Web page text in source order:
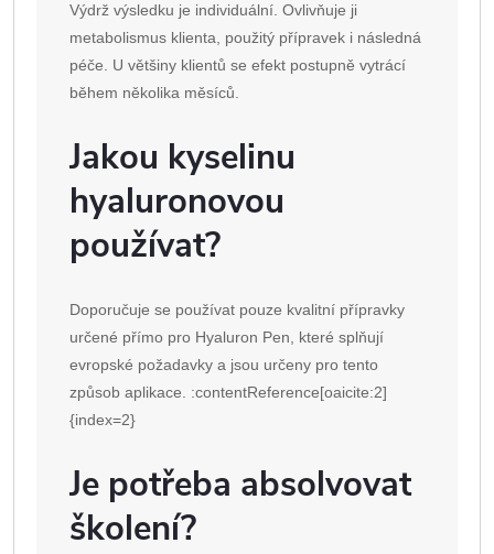
Výdrž výsledku je individuální. Ovlivňuje ji
metabolismus klienta, použitý přípravek i následná
péče. U většiny klientů se efekt postupně vytrácí
během několika měsíců.
Jakou kyselinu
hyaluronovou
používat?
Doporučuje se používat pouze kvalitní přípravky
určené přímo pro Hyaluron Pen, které splňují
evropské požadavky a jsou určeny pro tento
způsob aplikace. :contentReference[oaicite:2]
{index=2}
Je potřeba absolvovat
školení?